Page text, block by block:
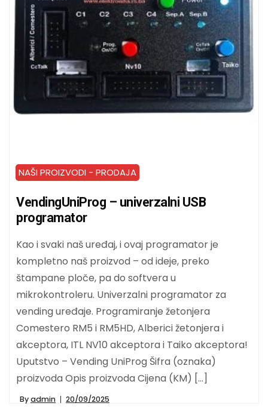
NAŠI PROIZVODI - PRODAJA
VendingUniProg – univerzalni USB
programator
Kao i svaki naš uređaj, i ovaj programator je
kompletno naš proizvod – od ideje, preko
štampane ploče, pa do softvera u
mikrokontroleru. Univerzalni programator za
vending uređaje. Programiranje žetonjera
Comestero RM5 i RM5HD, Alberici žetonjera i
akceptora, ITL NV10 akceptora i Taiko akceptora!
Uputstvo – Vending UniProg Šifra (oznaka)
proizvoda Opis proizvoda Cijena (KM) […]
Byadmin 20/09/2025